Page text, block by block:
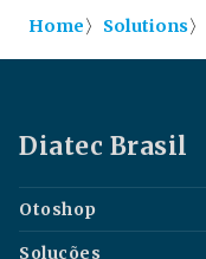
Home〉 Solutions〉
Diatec Brasil
Otoshop
Soluções